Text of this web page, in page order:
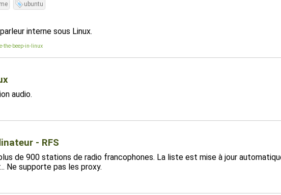
ubuntu
interne sous Linux.
the-beep-in-linux
audio.
- RFS
de 900 stations de radio francophones. La liste est mise à jour
Ne supporte pas les proxy.